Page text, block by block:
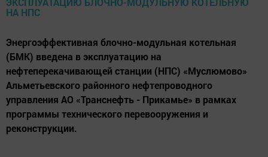
Энергоэффективная блочно-модульная котельная
(БМК) введена в эксплуатацию на
нефтеперекачивающей станции (НПС) «Муслюмово»
Альметьевского районного нефтепроводного
управления АО «Транснефть - Прикамье» в рамках
программы технического перевооружения и
реконструкции.